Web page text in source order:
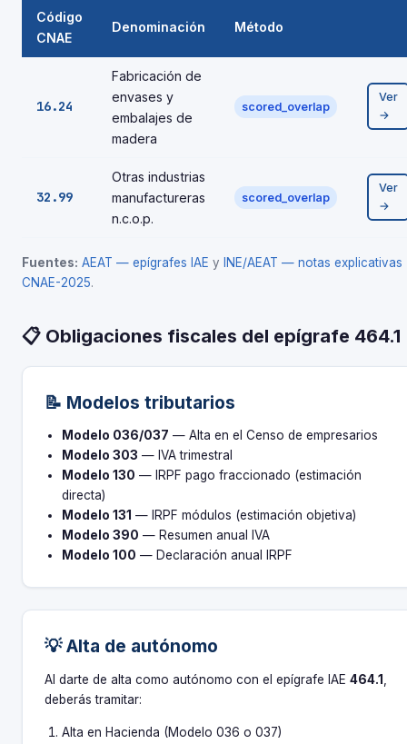
Código
CNAE
Denominación Método
16.24
Fabricación de
envases y
embalajes de
madera
scored_overlap
Ver
→
32.99
Otras industrias
manufactureras
n.c.o.p.
scored_overlap
Ver
→
Fuentes: AEAT — epígrafes IAE y
INE/AEAT — notas explicativas
CNAE-2025.
📋 Obligaciones fiscales del epígrafe 464.1
📝 Modelos tributarios
Modelo 036/037 — Alta en el Censo de empresarios
Modelo 303 — IVA trimestral
Modelo 130 — IRPF pago fraccionado (estimación
directa)
Modelo 131 — IRPF módulos (estimación objetiva)
Modelo 390 — Resumen anual IVA
Modelo 100 — Declaración anual IRPF
💡 Alta de autónomo
Al darte de alta como autónomo con el epígrafe IAE 464.1
deberás tramitar:
Alta en Hacienda (Modelo 036 o 037)